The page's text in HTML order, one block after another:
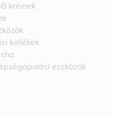
krémek
kellékek
eszközök